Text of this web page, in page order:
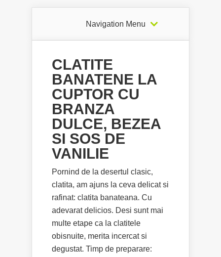
Navigation Menu
CLATITE
BANATENE LA
CUPTOR CU
BRANZA
DULCE, BEZEA
SI SOS DE
VANILIE
Pornind de la desertul clasic,
clatita, am ajuns la ceva delicat si
rafinat: clatita banateana. Cu
adevarat delicios. Desi sunt mai
multe etape ca la clatitele
obisnuite, merita incercat si
degustat. Timp de preparare: